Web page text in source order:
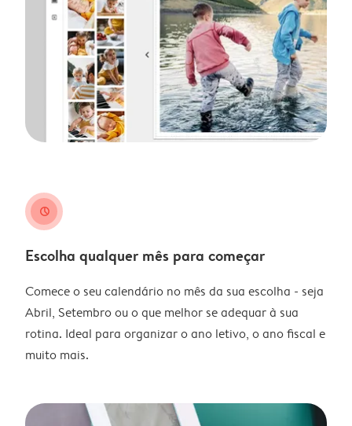
clock
Escolha qualquer mês para começar
Comece o seu calendário no mês da sua escolha - seja
Abril, Setembro ou o que melhor se adequar à sua
rotina. Ideal para organizar o ano letivo, o ano fiscal e
muito mais.